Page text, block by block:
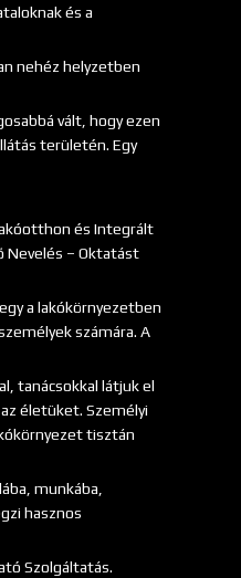
és a
nehéz helyzetben
vált, hogy ezen
területén. Egy
és Integrált
Nevelés – Oktatást
a lakókörnyezetben
számára. A
tanácsokkal látjuk el
életüket. Személyi
tisztán
munkába,
hasznos
Szolgáltatás.